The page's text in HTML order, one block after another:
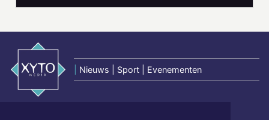
Nieuws | Sport | Evenementen